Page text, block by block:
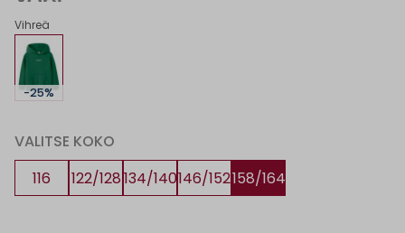
Vihreä
-25%
VALITSE KOKO
116
122/128134/140146/152158/164